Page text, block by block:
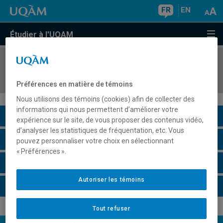
FR EN
Étudier à l'UQAM
COURS//
Description du cours
Horaire - Été 2026
Préférences en matière de témoins
Nous utilisons des témoins (cookies) afin de collecter des
informations qui nous permettent d’améliorer votre
expérience sur le site, de vous proposer des contenus vidéo,
d’analyser les statistiques de fréquentation, etc. Vous
pouvez personnaliser votre choix en sélectionnant
« Préférences ».
Tout refuser
Autoriser les témoins